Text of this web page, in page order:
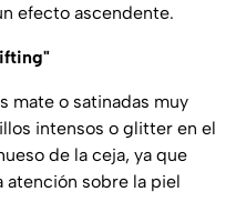
efecto ascendente.
mate o satinadas muy
intensos o glitter en el
de la ceja, ya que
atención sobre la piel